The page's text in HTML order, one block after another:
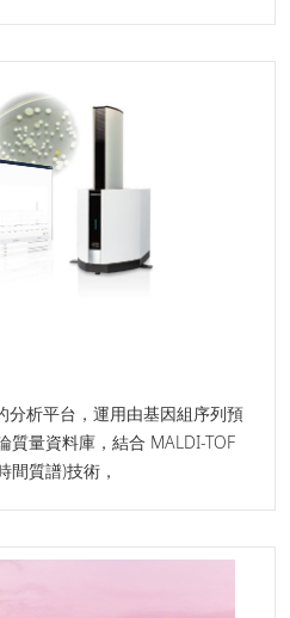
分析平台，運用由基因組序列預
質量資料庫，結合 MALDI-TOF
間質譜)技術，